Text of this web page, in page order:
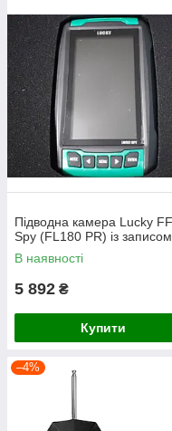
Підводна камера Lucky FF
Spy (FL180 PR) із записом
В наявності
5 892 ₴
Купити
–4%